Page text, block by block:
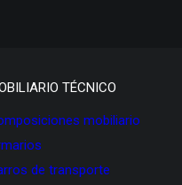
TÉCNICO
mobiliario
de transporte